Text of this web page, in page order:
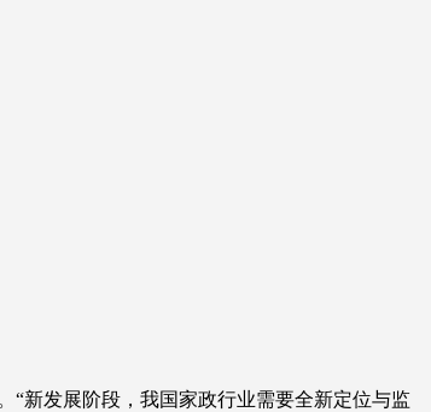
“新发展阶段，我国家政行业需要全新定位与监